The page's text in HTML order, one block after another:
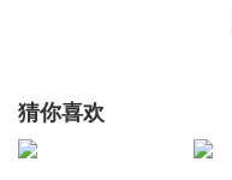
猜你喜欢